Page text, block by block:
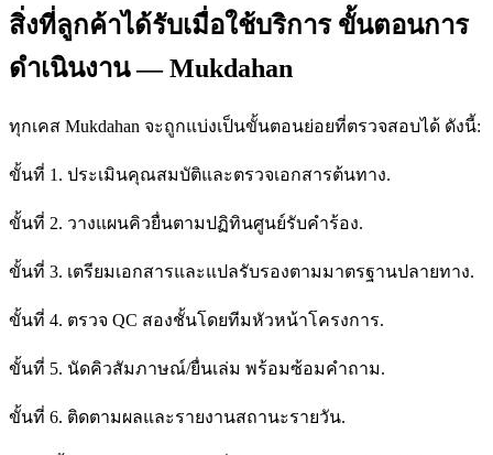
สิ่งที่ลูกค้าได้รับเมื่อใช้บริการ ขั้นตอนการ
ดำเนินงาน — Mukdahan
ทุกเคส Mukdahan จะถูกแบ่งเป็นขั้นตอนย่อยที่ตรวจสอบได้ ดังนี้:
ขั้นที่ 1. ประเมินคุณสมบัติและตรวจเอกสารต้นทาง.
ขั้นที่ 2. วางแผนคิวยื่นตามปฏิทินศูนย์รับคำร้อง.
ขั้นที่ 3. เตรียมเอกสารและแปลรับรองตามมาตรฐานปลายทาง.
ขั้นที่ 4. ตรวจ QC สองชั้นโดยทีมหัวหน้าโครงการ.
ขั้นที่ 5. นัดคิวสัมภาษณ์/ยื่นเล่ม พร้อมซ้อมคำถาม.
ขั้นที่ 6. ติดตามผลและรายงานสถานะรายวัน.